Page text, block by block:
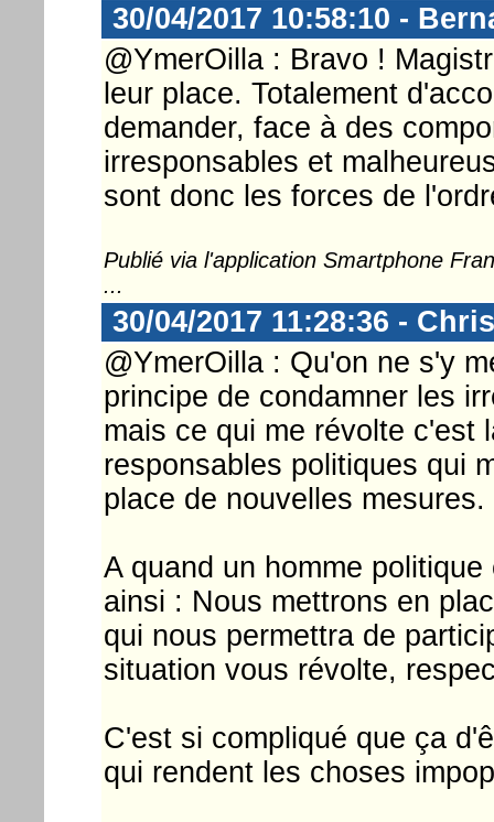
30/04/2017 10:58:10 -
@YmerOilla : Bravo !
leur place. Totalement
demander, face à des
irresponsables et
sont donc les forces de
Publié via l'application Smartphone
...
30/04/2017 11:28:36 -
@YmerOilla : Qu'on ne s'y
principe de condamner les
mais ce qui me révolte c'est
responsables politiques qui
place de nouvelles mesures.
A quand un homme
ainsi : Nous mettrons en
qui nous permettra de
situation vous révolte,
C'est si compliqué que ça
qui rendent les choses